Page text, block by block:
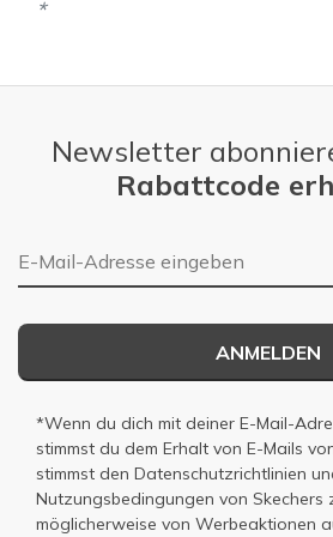
Newsletter
Rabattcode
E-Mail-Adresse
ANMELDEN
*Wenn du dich mit deiner E-Mail-
stimmst du dem Erhalt von E-Mails
stimmst den Datenschutzrichtlinien
Nutzungsbedingungen von Skechers
möglicherweise von Werbeaktionen